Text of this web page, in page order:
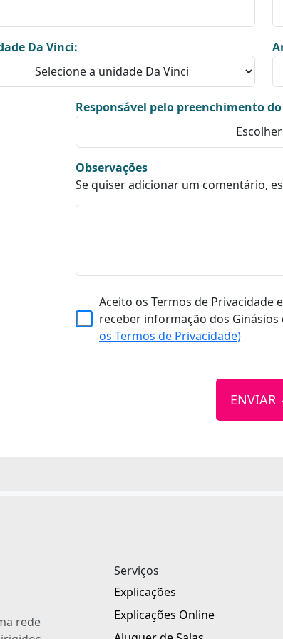
Da Vinci:
Responsável pelo preenchimento
Observações
Se quiser adicionar um comentário,
Aceito os Termos de Privacidade
receber informação dos Ginásios
os Termos de Privacidade)
ENVIAR
rede
Serviços
Explicações
Explicações Online